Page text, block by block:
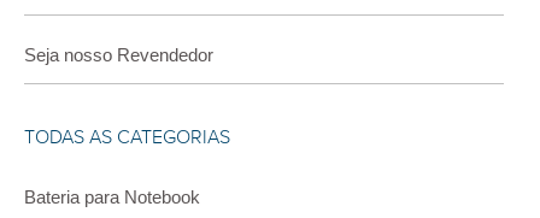
Seja nosso Revendedor
TODAS AS CATEGORIAS
Bateria para Notebook